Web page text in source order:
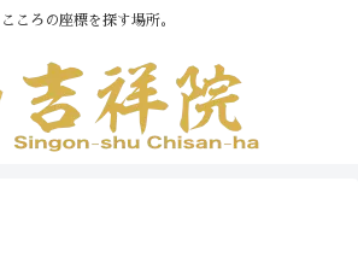
こころの座標を探す場所。